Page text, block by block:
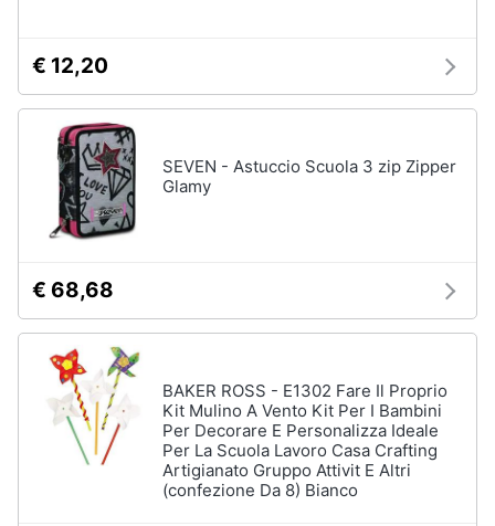
€ 12,20
SEVEN - Astuccio Scuola 3 zip Zipper
Glamy
€ 68,68
BAKER ROSS - E1302 Fare Il Proprio
Kit Mulino A Vento Kit Per I Bambini
Per Decorare E Personalizza Ideale
Per La Scuola Lavoro Casa Crafting
Artigianato Gruppo Attivit E Altri
(confezione Da 8) Bianco